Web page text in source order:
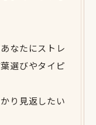
なたにストレ
選びやタイピ
り見返したい